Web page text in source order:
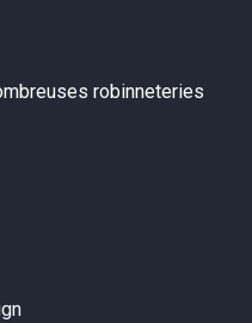
robinneteries